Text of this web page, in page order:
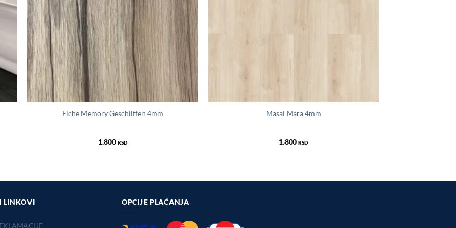
Eiche Memory Geschliffen 4mm
1.800RSD
Masai Mara 4mm
1.800RSD
LINKOVI OPCIJE PLAĆANJA